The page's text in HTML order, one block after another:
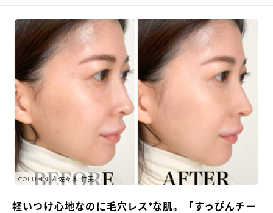
COLUMN 佐々木 仁美
軽いつけ心地なのに毛穴レス*な肌。「すっぴんチー